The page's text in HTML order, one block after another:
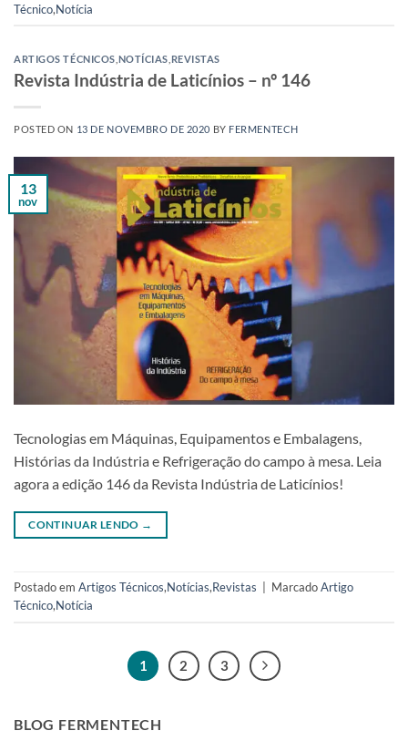
Técnico,Notícia
ARTIGOS TÉCNICOS NOTÍCIAS REVISTAS
Revista Indústria de Laticínios – nº 146
POSTED ON 13 DE NOVEMBRO DE 2020 BY FERMENTECH
13
nov
Tecnologias em Máquinas, Equipamentos e Embalagens,
Histórias da Indústria e Refrigeração do campo à mesa. Leia
agora a edição 146 da Revista Indústria de Laticínios!
CONTINUAR LENDO →
Postado em Artigos Técnicos,Notícias,Revistas MarcadoArtigo
Técnico,Notícia
1 2 3
BLOG FERMENTECH